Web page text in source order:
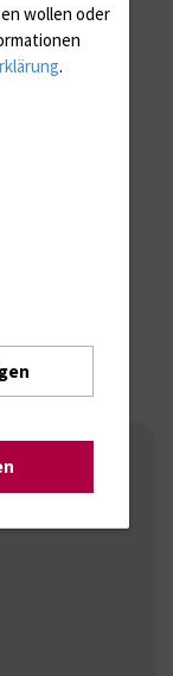
wollen oder
.